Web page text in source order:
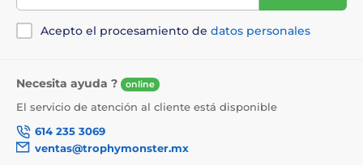
Acepto el procesamiento de datos personales
Necesita ayuda ? online
El servicio de atención al cliente está disponible
614 235 3069
ventas@trophymonster.mx